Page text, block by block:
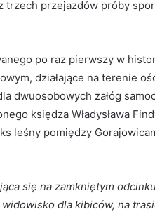
trzech przejazdów próby
po raz pierwszy w
działające na terenie
dwuosobowych załóg
księdza Władysława
leśny pomiędzy
się na zamkniętym
dla kibiców, na